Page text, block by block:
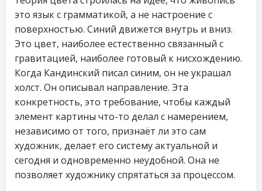
это язык с грамматикой, а не настроение с
поверхностью. Синий движется внутрь и вниз.
Это цвет, наиболее естественно связанный с
гравитацией, наиболее готовый к нисхождению.
Когда Кандинский писал синим, он не украшал
холст. Он описывал направление. Эта
конкретность, это требование, чтобы каждый
элемент картины что-то делал с намерением,
независимо от того, признаёт ли это сам
художник, делает его систему актуальной и
сегодня и одновременно неудобной. Она не
позволяет художнику спрятаться за процессом.